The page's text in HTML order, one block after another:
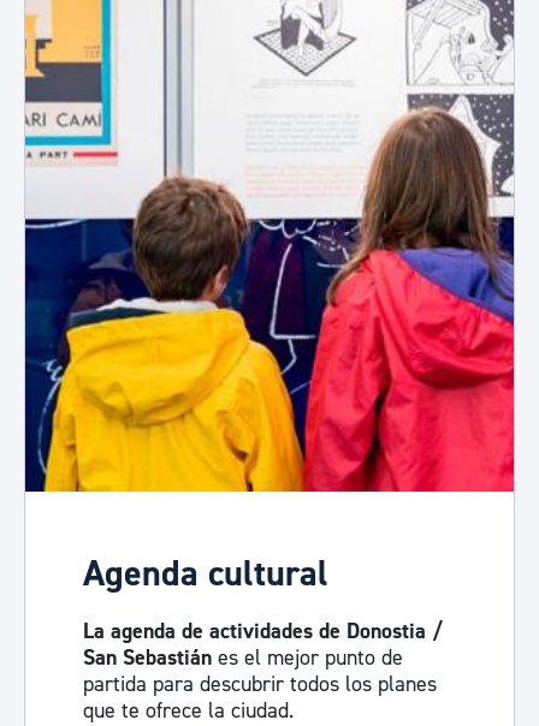
Agenda cultural
La agenda de actividades de Donostia /
San Sebastián es el mejor punto de
partida para descubrir todos los planes
que te ofrece la ciudad.